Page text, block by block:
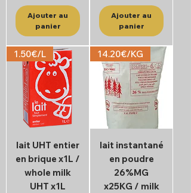
Ajouter au
panier
Ajouter au
panier
1.50€/L
lait UHT entier
en brique x1L /
whole milk
UHT x1L
14.20€/KG
lait instantané
en poudre
26%MG
x25KG / milk